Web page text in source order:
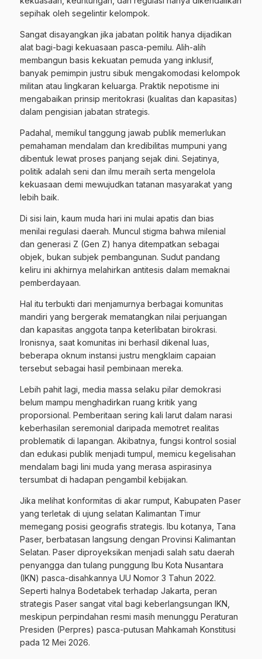
sepihak oleh segelintir kelompok.
Sangat disayangkan jika jabatan politik hanya dijadikan
alat bagi-bagi kekuasaan pasca-pemilu. Alih-alih
membangun basis kekuatan pemuda yang inklusif,
banyak pemimpin justru sibuk mengakomodasi kelompok
militan atau lingkaran keluarga. Praktik nepotisme ini
mengabaikan prinsip meritokrasi (kualitas dan kapasitas)
dalam pengisian jabatan strategis.
Padahal, memikul tanggung jawab publik memerlukan
pemahaman mendalam dan kredibilitas mumpuni yang
dibentuk lewat proses panjang sejak dini. Sejatinya,
politik adalah seni dan ilmu meraih serta mengelola
kekuasaan demi mewujudkan tatanan masyarakat yang
lebih baik.
Di sisi lain, kaum muda hari ini mulai apatis dan bias
menilai regulasi daerah. Muncul stigma bahwa milenial
dan generasi Z (Gen Z) hanya ditempatkan sebagai
objek, bukan subjek pembangunan. Sudut pandang
keliru ini akhirnya melahirkan antitesis dalam memaknai
pemberdayaan.
Hal itu terbukti dari menjamurnya berbagai komunitas
mandiri yang bergerak mematangkan nilai perjuangan
dan kapasitas anggota tanpa keterlibatan birokrasi.
Ironisnya, saat komunitas ini berhasil dikenal luas,
beberapa oknum instansi justru mengklaim capaian
tersebut sebagai hasil pembinaan mereka.
Lebih pahit lagi, media massa selaku pilar demokrasi
belum mampu menghadirkan ruang kritik yang
proporsional. Pemberitaan sering kali larut dalam narasi
keberhasilan seremonial daripada memotret realitas
problematik di lapangan. Akibatnya, fungsi kontrol sosial
dan edukasi publik menjadi tumpul, memicu kegelisahan
mendalam bagi lini muda yang merasa aspirasinya
tersumbat di hadapan pengambil kebijakan.
Jika melihat konformitas di akar rumput, Kabupaten Paser
yang terletak di ujung selatan Kalimantan Timur
memegang posisi geografis strategis. Ibu kotanya, Tana
Paser, berbatasan langsung dengan Provinsi Kalimantan
Selatan. Paser diproyeksikan menjadi salah satu daerah
penyangga dan tulang punggung Ibu Kota Nusantara
(IKN) pasca-disahkannya UU Nomor 3 Tahun 2022.
Seperti halnya Bodetabek terhadap Jakarta, peran
strategis Paser sangat vital bagi keberlangsungan IKN,
meskipun perpindahan resmi masih menunggu Peraturan
Presiden (Perpres) pasca-putusan Mahkamah Konstitusi
pada 12 Mei 2026.